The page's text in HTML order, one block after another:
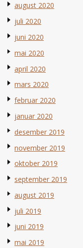
august 2020
juli 2020
juni 2020
mai 2020
april 2020
mars 2020
februar 2020
januar 2020
desember 2019
november 2019
oktober 2019
september 2019
august 2019
juli 2019
juni 2019
mai 2019